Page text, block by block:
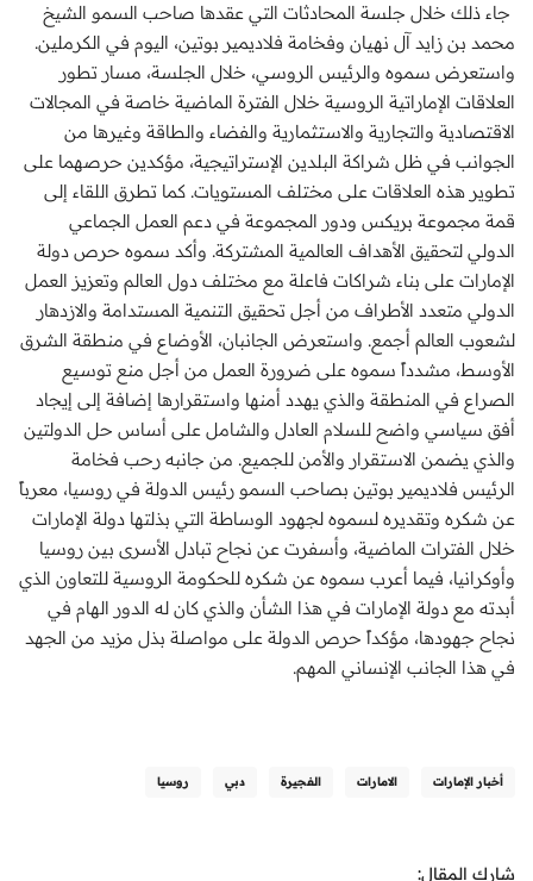
جاء ذلك خلال جلسة المحادثات التي عقدها صاحب السمو الشيخ
محمد بن زايد آل نهيان وفخامة فلاديمير بوتين، اليوم في الكرملين.
واستعرض سموه والرئيس الروسي، خلال الجلسة، مسار تطور
العلاقات الإماراتية الروسية خلال الفترة الماضية خاصة في المجالات
الاقتصادية والتجارية والاستثمارية والفضاء والطاقة وغيرها من
الجوانب في ظل شراكة البلدين الإستراتيجية، مؤكدين حرصهما على
تطوير هذه العلاقات على مختلف المستويات. كما تطرق اللقاء إلى
قمة مجموعة بريكس ودور المجموعة في دعم العمل الجماعي
الدولي لتحقيق الأهداف العالمية المشتركة. وأكد سموه حرص دولة
الإمارات على بناء شراكات فاعلة مع مختلف دول العالم وتعزيز العمل
الدولي متعدد الأطراف من أجل تحقيق التنمية المستدامة والازدهار
لشعوب العالم أجمع. واستعرض الجانبان، الأوضاع في منطقة الشرق
الأوسط، مشدداً سموه على ضرورة العمل من أجل منع توسيع
الصراع في المنطقة والذي يهدد أمنها واستقرارها إضافة إلى إيجاد
أفق سياسي واضح للسلام العادل والشامل على أساس حل الدولتين
والذي يضمن الاستقرار والأمن للجميع. من جانبه رحب فخامة
الرئيس فلاديمير بوتين بصاحب السمو رئيس الدولة في روسيا، معرباً
عن شكره وتقديره لسموه لجهود الوساطة التي بذلتها دولة الإمارات
خلال الفترات الماضية، وأسفرت عن نجاح تبادل الأسرى بين روسيا
وأوكرانيا، فيما أعرب سموه عن شكره للحكومة الروسية للتعاون الذي
أبدته مع دولة الإمارات في هذا الشأن والذي كان له الدور الهام في
نجاح جهودها، مؤكداً حرص الدولة على مواصلة بذل مزيد من الجهد
في هذا الجانب الإنساني المهم.
أخبار الإمارات الامارات الفجيرة دبي روسيا
شارك المقال: